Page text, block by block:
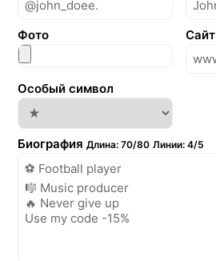
Фото Сайт
Особый символ
Биография Длина: 70/80 Линии: 4/5